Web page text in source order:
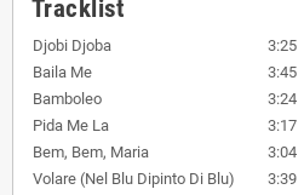
Tracklist
Djobi Djoba
3:25
Baila Me
3:45
Bamboleo
3:24
Pida Me La
3:17
Bem, Bem, Maria
3:04
Volare (Nel Blu Dipinto Di Blu)
3:39